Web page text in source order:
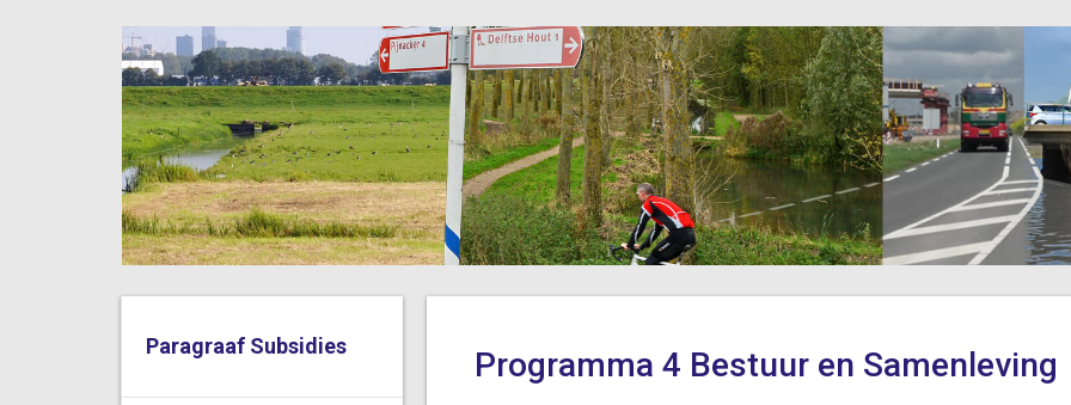
Paragraaf Subsidies Programma 4 Bestuur en Samenleving